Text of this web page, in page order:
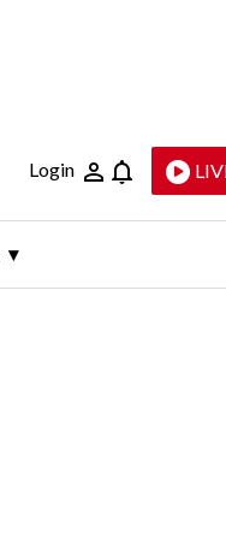
Login